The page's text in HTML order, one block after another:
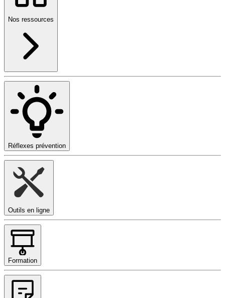
Nos ressources
Réflexes prévention
Outils en ligne
Formation